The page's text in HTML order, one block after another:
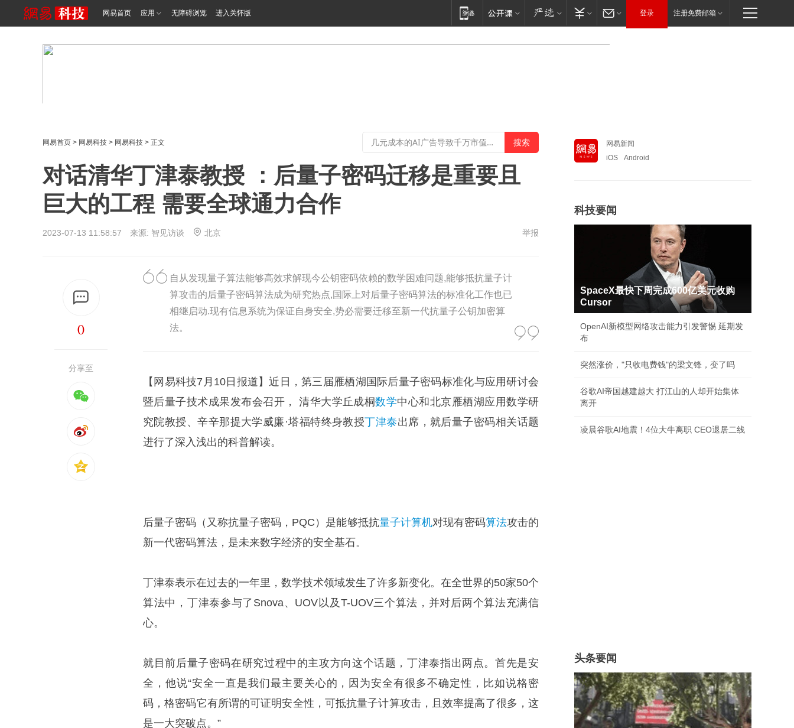
网易首页 应用 无障碍浏览 进入关怀版 登录 注册免费邮箱
网易首页 > 网易科技 > 网易科技 > 正文
对话清华丁津泰教授 ：后量子密码迁移是重要且
巨大的工程 需要全球通力合作
2023-07-13 11:58:57 来源: 智见访谈 北京 举报
0
分享至
自从发现量子算法能够高效求解现今公钥密码依赖的数学困难问题,能够抵抗量子计
算攻击的后量子密码算法成为研究热点,国际上对后量子密码算法的标准化工作也已
相继启动.现有信息系统为保证自身安全,势必需要迁移至新一代抗量子公钥加密算
法。
【网易科技7月10日报道】近日，第三届雁栖湖国际后量子密码标准化与应用研讨会
暨后量子技术成果发布会召开， 清华大学丘成桐数学中心和北京雁栖湖应用数学研
究院教授、辛辛那提大学威廉·塔福特终身教授丁津泰出席，就后量子密码相关话题
进行了深入浅出的科普解读。
后量子密码（又称抗量子密码，PQC）是能够抵抗量子计算机对现有密码算法攻击的
新一代密码算法，是未来数字经济的安全基石。
丁津泰表示在过去的一年里，数学技术领域发生了许多新变化。在全世界的50家50个
算法中，丁津泰参与了Snova、UOV以及T-UOV三个算法，并对后两个算法充满信
心。
就目前后量子密码在研究过程中的主攻方向这个话题，丁津泰指出两点。首先是安
全，他说“安全一直是我们最主要关心的，因为安全有很多不确定性，比如说格密
码，格密码它有所谓的可证明安全性，可抵抗量子计算攻击，且效率提高了很多，这
是一大突破点。”
网易新闻
iOS
Android
科技要闻
SpaceX最快下周完成600亿美元收购
Cursor
OpenAI新模型网络攻击能力引发警惕 延期发
布
突然涨价，"只收电费钱"的梁文锋，变了吗
谷歌AI帝国越建越大 打江山的人却开始集体
离开
凌晨谷歌AI地震！4位大牛离职 CEO退居二线
头条要闻